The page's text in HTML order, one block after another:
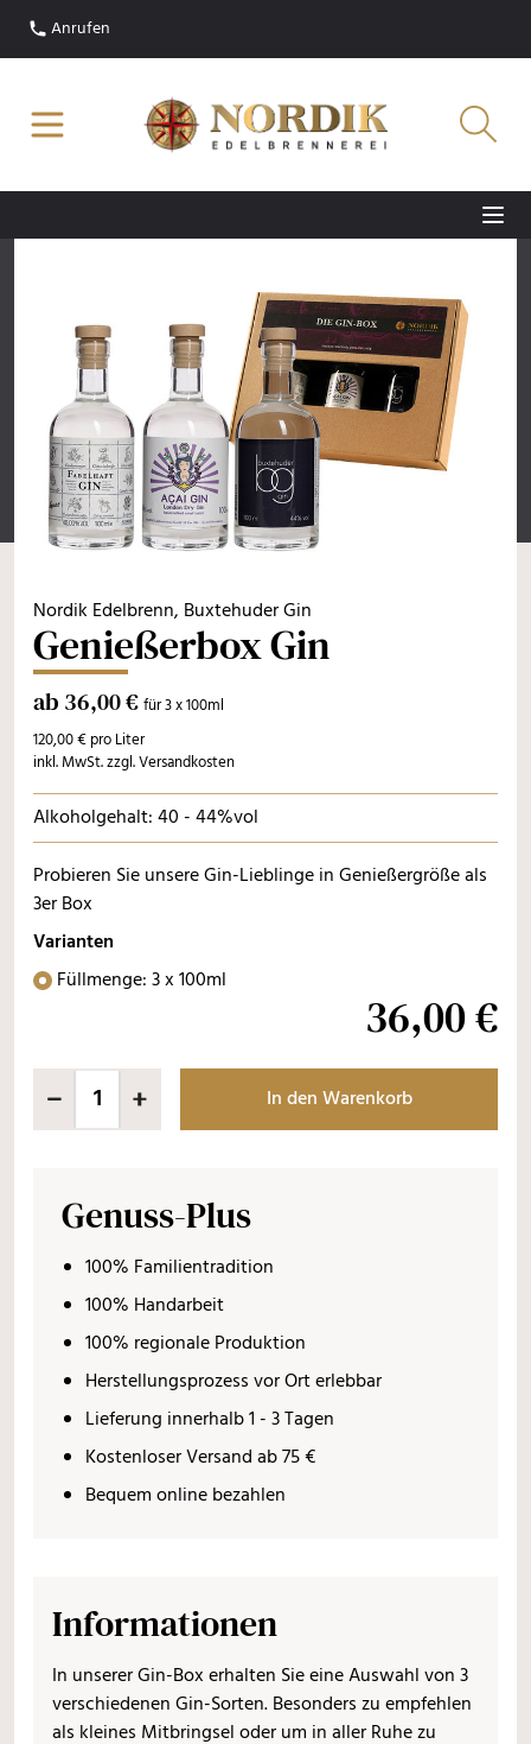
Anrufen
Nordik Edelbrenn, Buxtehuder Gin
Genießerbox Gin
ab 36,00 €für 3 x 100ml
120,00 € pro Liter
inkl. MwSt. zzgl. Versandkosten
Alkoholgehalt: 40 - 44%vol
Probieren Sie unsere Gin-Lieblinge in Genießergröße als
3er Box
Varianten
Füllmenge: 3 x 100ml
36,00 €
In den Warenkorb
Genuss-Plus
100% Familientradition
100% Handarbeit
100% regionale Produktion
Herstellungsprozess vor Ort erlebbar
Lieferung innerhalb 1 - 3 Tagen
Kostenloser Versand ab 75 €
Bequem online bezahlen
Informationen
In unserer Gin-Box erhalten Sie eine Auswahl von 3
verschiedenen Gin-Sorten. Besonders zu empfehlen
als kleines Mitbringsel oder um in aller Ruhe zu